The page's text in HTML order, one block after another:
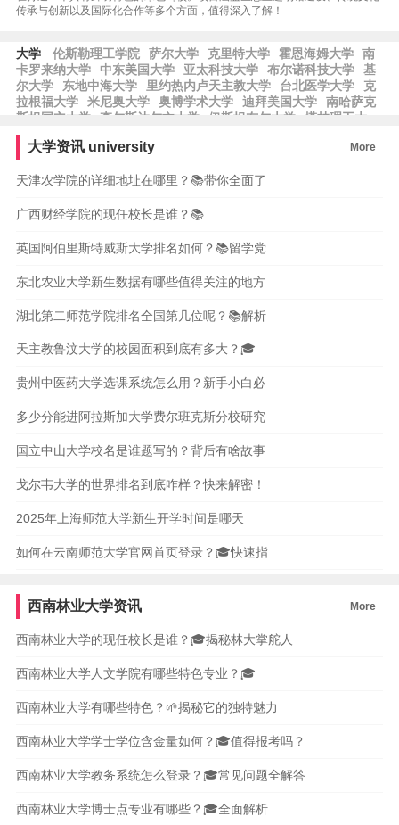
传承与创新以及国际化合作等多个方面，值得深入了解！
大学 伦斯勒理工学院 萨尔大学 克里特大学 霍恩海姆大学
南
卡罗来纳大学
中东美国大学 亚太科技大学 布尔诺科技大学
基
尔大学
东地中海大学 里约热内卢天主教大学 台北医学大学
克
拉根福大学
米尼奥大学 奥博学术大学 迪拜美国大学
南哈萨克
斯坦国立大学
查尔斯达尔文大学 伊斯坦布尔大学
塔林理工大
学
挪威北极大学
扎耶德大学
远东联邦大
大学资讯 university More
天津农学院的详细地址在哪里？📚带你全面了
广西财经学院的现任校长是谁？📚
英国阿伯里斯特威斯大学排名如何？📚留学党
东北农业大学新生数据有哪些值得关注的地方
湖北第二师范学院排名全国第几位呢？📚解析
天主教鲁汶大学的校园面积到底有多大？🎓
贵州中医药大学选课系统怎么用？新手小白必
多少分能进阿拉斯加大学费尔班克斯分校研究
国立中山大学校名是谁题写的？背后有啥故事
戈尔韦大学的世界排名到底咋样？快来解密！
2025年上海师范大学新生开学时间是哪天
如何在云南师范大学官网首页登录？🎓快速指
西南林业大学资讯 More
西南林业大学的现任校长是谁？🎓揭秘林大掌舵人
西南林业大学人文学院有哪些特色专业？🎓
西南林业大学有哪些特色？🌱揭秘它的独特魅力
西南林业大学学士学位含金量如何？🎓值得报考吗？
西南林业大学教务系统怎么登录？🎓常见问题全解答
西南林业大学博士点专业有哪些？🎓全面解析